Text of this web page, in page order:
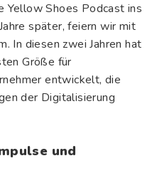
Yellow Shoes Podcast ins
später, feiern wir mit
In diesen zwei Jahren hat
Größe für
entwickelt, die
der Digitalisierung
und